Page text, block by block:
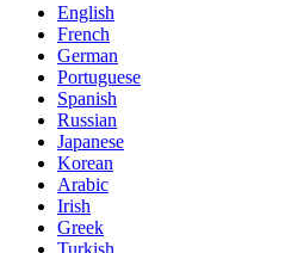
English
French
German
Portuguese
Spanish
Russian
Japanese
Korean
Arabic
Irish
Greek
Turkish